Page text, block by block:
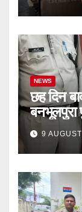
NEWS
छह दिन
बनभूलपुरा
9